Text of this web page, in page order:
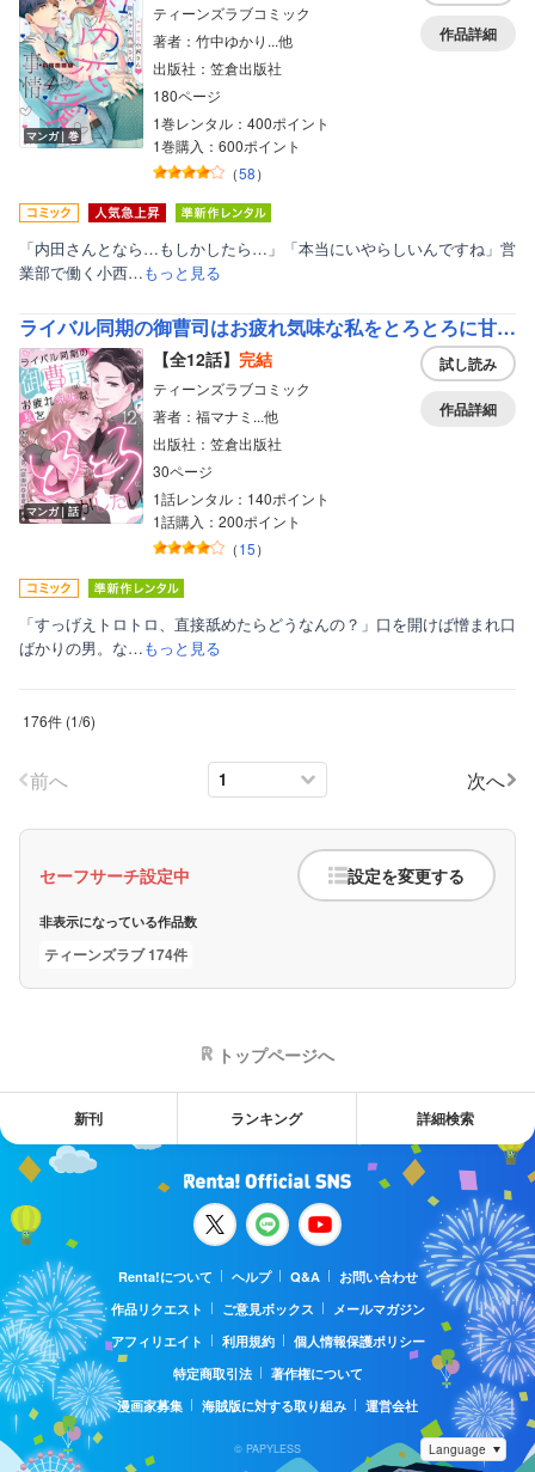
マンガ｜巻
ティーンズラブコミック
著者：竹中ゆかり...他
出版社：笠倉出版社
180ページ
1巻レンタル：400ポイント
1巻購入：600ポイント
（58）
作品詳細
「内田さんとなら…もしかしたら…」「本当にいやらしいんですね」営
業部で働く小西…もっと見る
ライバル同期の御曹司はお疲れ気味な私をとろとろに甘やかしたい～ハグからベッドの上まで～【分冊版】
マンガ｜話
【全12話】 完結
ティーンズラブコミック
著者：福マナミ...他
出版社：笠倉出版社
30ページ
1話レンタル：140ポイント
1話購入：200ポイント
（15）
試し読み
作品詳細
「すっげえトロトロ、直接舐めたらどうなんの？」口を開けば憎まれ口
ばかりの男。な…もっと見る
176件 (1/6)
前へ 次へ
セーフサーチ設定中 設定を変更する
非表示になっている作品数
ティーンズラブ 174件
トップページへ
新刊 ランキング 詳細検索
Renta!について ヘルプ Q&A
お問い合わせ
作品リクエスト
ご意見ボックス
メールマガジン
アフィリエイト
利用規約
個人情報保護ポリシー
特定商取引法
著作権について
漫画家募集
海賊版に対する取り組み 運営会社
© PAPYLESS